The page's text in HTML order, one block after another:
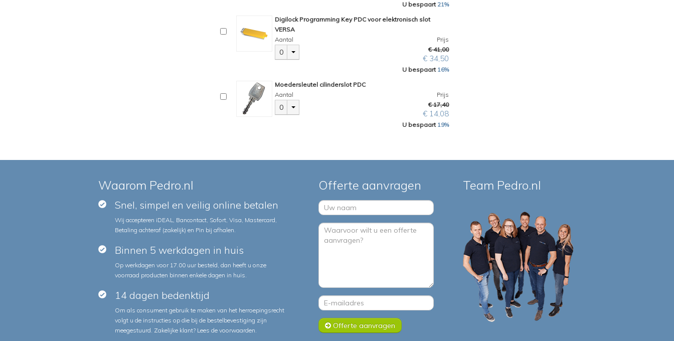
U bespaart 21%
Digilock Programming Key PDC voor elektronisch slot
VERSA
Aantal
0
Prijs
€ 41,00
€ 34,50
U bespaart 16%
Moedersleutel cilinderslot PDC
Aantal
0
Prijs
€ 17,40
€ 14,08
U bespaart 19%
Waarom Pedro.nl
Snel, simpel en veilig online betalen
Wij accepteren iDEAL, Bancontact, Sofort, Visa, Mastercard,
Betaling achteraf (zakelijk) en Pin bij afhalen.
Binnen 5 werkdagen in huis
Op werkdagen voor 17.00 uur besteld, dan heeft u onze
voorraad producten binnen enkele dagen in huis.
14 dagen bedenktijd
Om als consument gebruik te maken van het herroepingsrecht
volgt u de instructies op die bij de bestelbevestiging zijn
meegestuurd. Zakelijke klant? Lees de voorwaarden.
Offerte aanvragen
Offerte aanvragen
Team Pedro.nl